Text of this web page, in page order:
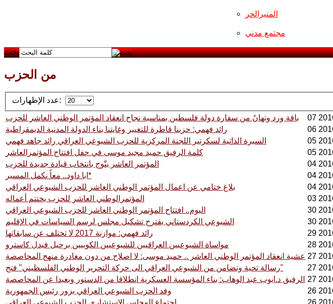
المنبرالحر
مجتمع مدني
بحث
من الحزب
عدد الإظهارات:
باقة ورد وتهانً من سفارة دولة فلسطين بمناسبة نجاح انعقاد المؤتمر الوطني العاشر للحزب
رائد فهمي: حزبنا قاطرة للتغيير وغايتنا بناء الدولة المدنية الديمقراطية
السيرة الذاتية لسكرتير اللجنة المركزية للحزب الشيوعي العراقي رائد جاهد فهمي
كلمة الرفيق حميد مجيد موسى في حفل افتتاح المؤتمرالعاشر
المؤتمر العاشر يتّوج بانتخاب قيادة جديدة للحزب
ابا داود.. معاً نكمل المسير*
بلاغ ختامي عن اعمال المؤتمر الوطني العاشر للحزب الشيوعي العراقي
المؤتمرالوطني العاشر للحزب يختتم أعماله
اليوم.. افتتاح المؤتمر الوطني العاشر للحزب الشيوعي العراقي
الشيوعي الكردستاني يقترح تشكيل مجلس لرسم السياسات في الإقليم
رائد فهمي: موازنة 2017 لا تختلف عن سابقاتها
مواساة الشيوعيين العراقيين للشيوعيين الكوبيين برحيل فيدل كاسترو
عشية انعقاد المؤتمر الوطني العاشر .. حميد موسى: لا اصلاح من دون مغادرة منهج المحاصصة
رسالة تحية وتضامن من الشيوعي العراقي الى حركة التحرير الوطني الفلسطيني" فتح"
الرفيق د.ايوب عبد الوهاب: بناء المؤسسة العسكرية انطلاقا من الدستور وبعيدا عن المحاصصة
وفد الحزب الشيوعي العراقي يزور رئيس الجمهورية